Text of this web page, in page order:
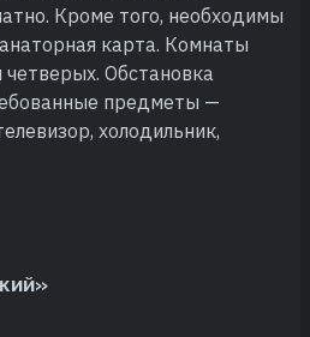
Кроме того, необходимы
карта. Комнаты
Обстановка
предметы —
холодильник,